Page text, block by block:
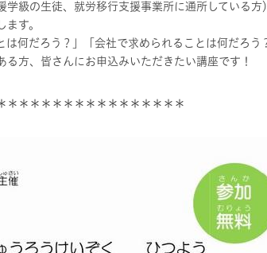
級の生徒、就労移行支援事業所に通所している方
す。
何だろう？」「会社で求められることは何だろう
方、皆さんにお申込みいただきたい講座です！
＊＊＊＊＊＊＊＊＊＊＊＊＊＊＊＊